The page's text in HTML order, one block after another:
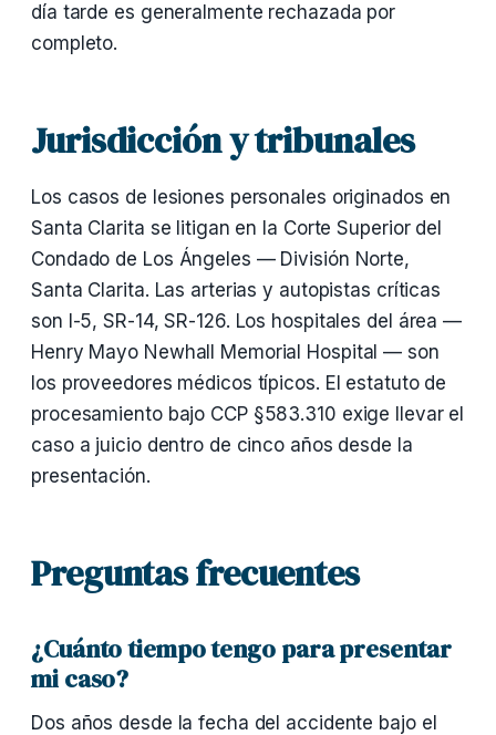
día tarde es generalmente rechazada por
completo.
Jurisdicción y tribunales
Los casos de lesiones personales originados en
Santa Clarita se litigan en la Corte Superior del
Condado de Los Ángeles — División Norte,
Santa Clarita. Las arterias y autopistas críticas
son I-5, SR-14, SR-126. Los hospitales del área —
Henry Mayo Newhall Memorial Hospital — son
los proveedores médicos típicos. El estatuto de
procesamiento bajo CCP §583.310 exige llevar el
caso a juicio dentro de cinco años desde la
presentación.
Preguntas frecuentes
¿Cuánto tiempo tengo para presentar
mi caso?
Dos años desde la fecha del accidente bajo el